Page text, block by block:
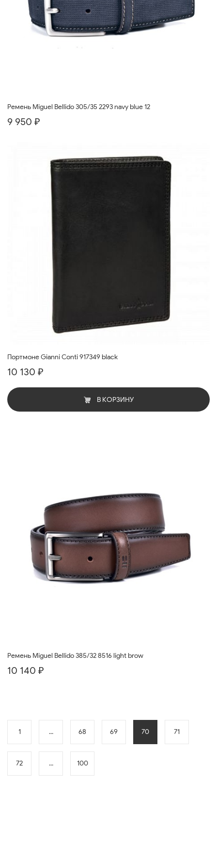
Ремень Miguel Bellido 305/35 2293 navy blue 12
9 950 ₽
Портмоне Gianni Conti 917349 black
10 130 ₽
В КОРЗИНУ
Ремень Miguel Bellido 385/32 8516 light brow
10 140 ₽
1 ... 68 69 70 71
72 ... 100